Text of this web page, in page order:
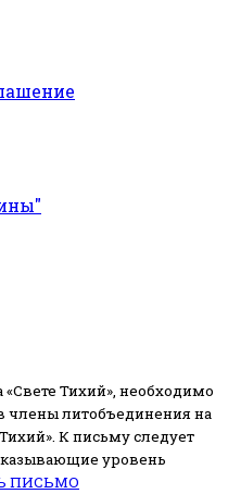
Тихий», необходимо
члены литобъединения на
К письму следует
уровень
ПИСЬМО